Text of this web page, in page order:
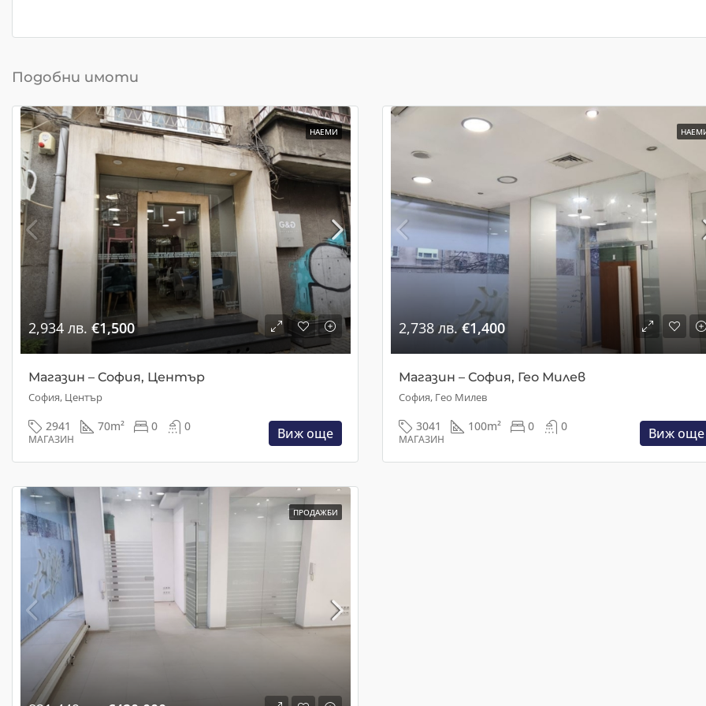
Подобни имоти
НАЕМИ
2,934 лв. €1,500
Магазин – София, Център
София, Център
2941 70m² 0 0
МАГАЗИН Виж още
2,738 лв.€1,400
Магазин – София, Гео Милев
София, Гео Милев
3041 100m² 0 0
МАГАЗИН Виж още
ПРОДАЖБИ